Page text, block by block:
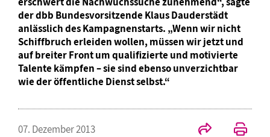
der dbb Bundesvorsitzende Klaus Dauderstädt
anlässlich des Kampagnenstarts. „Wenn wir nicht
Schiffbruch erleiden wollen, müssen wir jetzt und
auf breiter Front um qualifizierte und motivierte
Talente kämpfen – sie sind ebenso unverzichtbar
wie der öffentliche Dienst selbst.“
07. Dezember 2013